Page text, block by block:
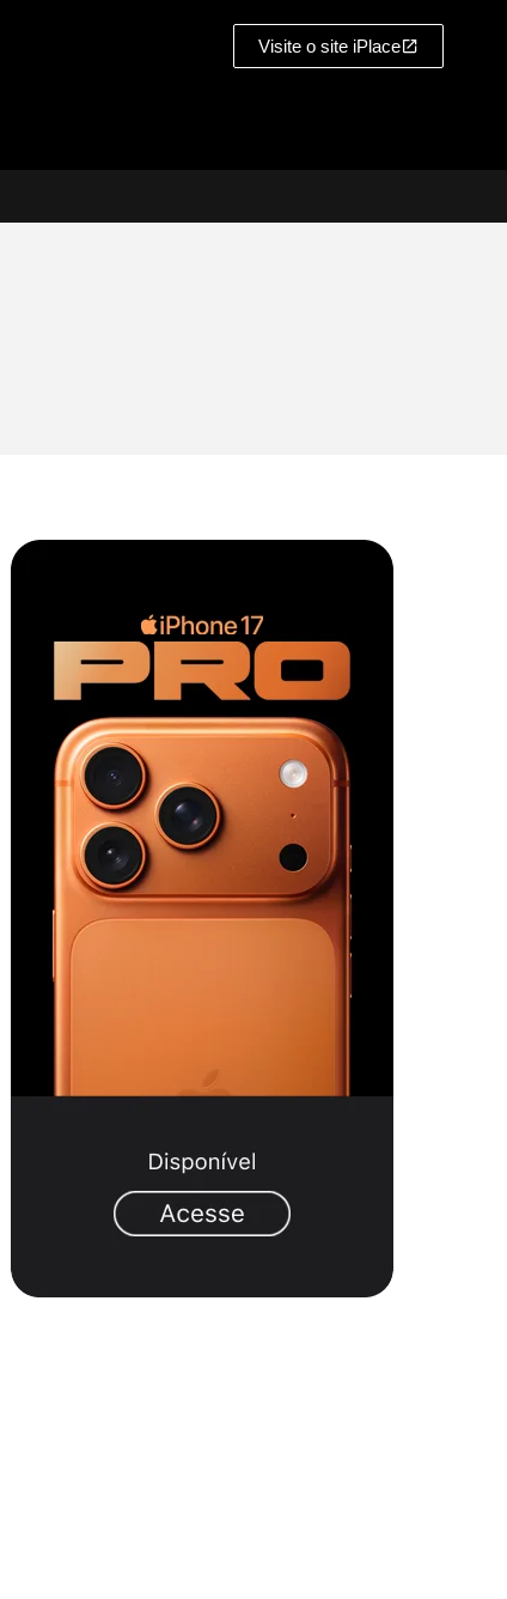
Visite o site iPlace